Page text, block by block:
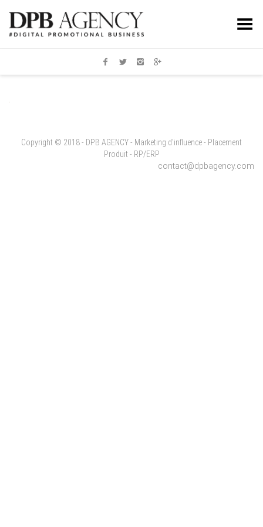
Toggle Menu
Copyright © 2018 - DPB AGENCY - Marketing d'influence - Placement
Produit - RP/ERP
contact@dpbagency.com